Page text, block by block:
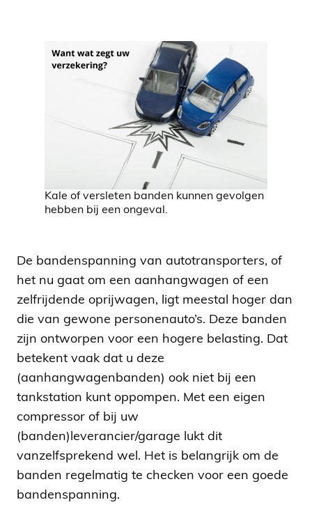
Kale of versleten banden kunnen gevolgen
hebben bij een ongeval.
De bandenspanning van autotransporters, of
het nu gaat om een aanhangwagen of een
zelfrijdende oprijwagen, ligt meestal hoger dan
die van gewone personenauto’s. Deze banden
zijn ontworpen voor een hogere belasting. Dat
betekent vaak dat u deze
(aanhangwagenbanden) ook niet bij een
tankstation kunt oppompen. Met een eigen
compressor of bij uw
(banden)leverancier/garage lukt dit
vanzelfsprekend wel. Het is belangrijk om de
banden regelmatig te checken voor een goede
bandenspanning.